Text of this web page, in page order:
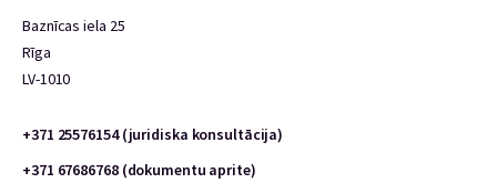
Baznīcas iela 25
Rīga
LV-1010
+371 25576154 (juridiska konsultācija)
+371 67686768 (dokumentu aprite)